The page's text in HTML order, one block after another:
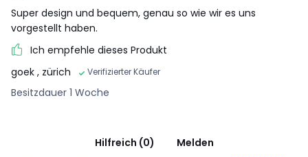
Super design und bequem, genau so wie wir es uns
vorgestellt haben.
Ich empfehle dieses Produkt
goek , zürich Verifizierter Käufer
Besitzdauer 1 Woche
Hilfreich (0)
Melden